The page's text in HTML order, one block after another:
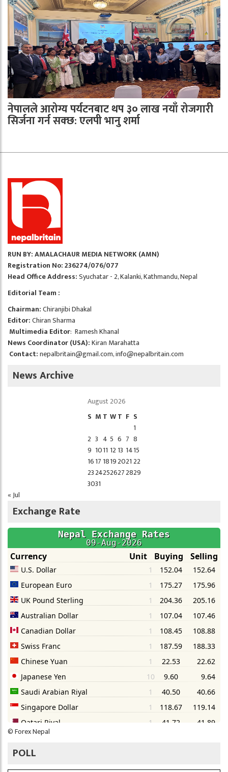
नेपालले आरोग्य पर्यटनबाट थप ३० लाख नयाँ रोजगारी
सिर्जना गर्न सक्छ: एलपी भानु शर्मा
RUN BY: AMALACHAUR MEDIA NETWORK (AMN)
Registration No: 236274/076/077
Head Office Address:Syuchatar - 2, Kalanki, Kathmandu, Nepal
Editorial Team :
Chairman:Chiranjibi Dhakal
Editor:Chiran Sharma
Multimedia Editor: Ramesh Khanal
News Coordinator (USA):Kiran Marahatta
Contact:nepalbritain@gmail.com,info@nepalbritain.com
News Archive
August 2026
S M T WT F S
1
2 3 4 5 6 7 8
9 1011 12 13 1415
1617 1819202122
23242526272829
3031
« Jul
Exchange Rate
©Forex Nepal
POLL